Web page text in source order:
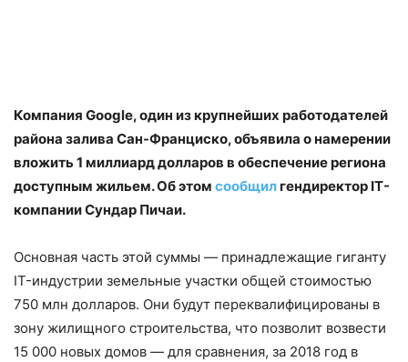
Компания Google, один из крупнейших работодателей
района залива Сан-Франциско, объявила о намерении
вложить 1 миллиард долларов в обеспечение региона
доступным жильем. Об этом сообщилгендиректор IT-
компании Сундар Пичаи.
Основная часть этой суммы — принадлежащие гиганту
IT-индустрии земельные участки общей стоимостью
750 млн долларов. Они будут переквалифицированы в
зону жилищного строительства, что позволит возвести
15 000 новых домов — для сравнения, за 2018 год в